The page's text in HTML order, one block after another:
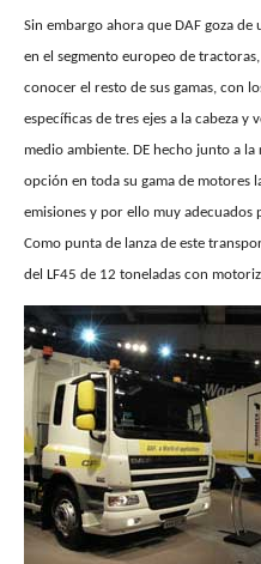
Sin embargo ahora que DAF goza
en el segmento europeo de
conocer el resto de sus gamas, con
específicas de tres ejes a la cabeza y
medio ambiente. DE hecho junto a
opción en toda su gama de motores
emisiones y por ello muy
Como punta de lanza de este
del LF45 de 12 toneladas con